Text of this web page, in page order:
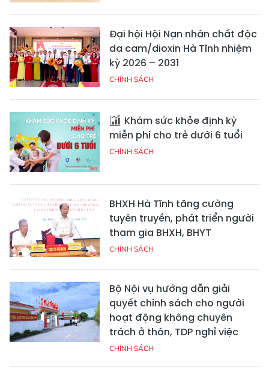
Đại hội Hội Nạn nhân chất độc
da cam/dioxin Hà Tĩnh nhiệm
kỳ 2026 – 2031
CHÍNH SÁCH
Khám sức khỏe định kỳ
miễn phí cho trẻ dưới 6 tuổi
CHÍNH SÁCH
BHXH Hà Tĩnh tăng cường
tuyên truyền, phát triển người
tham gia BHXH, BHYT
CHÍNH SÁCH
Bộ Nội vụ hướng dẫn giải
quyết chính sách cho người
hoạt động không chuyên
trách ở thôn, TDP nghỉ việc
CHÍNH SÁCH